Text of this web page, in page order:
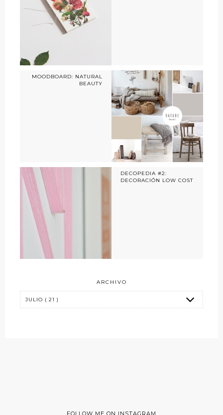
MOODBOARD: NATURAL
BEAUTY
DECOPEDIA #2:
DECORACIÓN LOW COST
ARCHIVO
FOLLOW ME ON INSTAGRAM